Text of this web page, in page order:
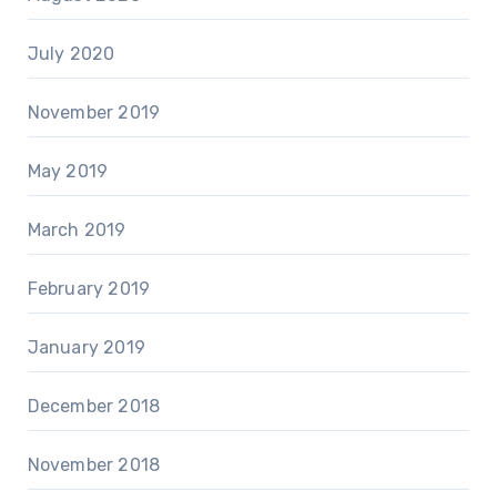
July 2020
November 2019
May 2019
March 2019
February 2019
January 2019
December 2018
November 2018